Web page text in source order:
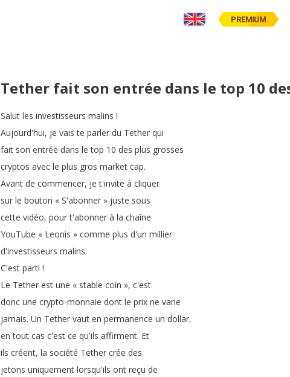
PREMIUM
Tether fait son entrée dans le top 10
Salut les investisseurs malins !
Aujourd'hui, je vais te parler du Tether qui
fait son entrée dans le top 10 des plus grosses
cryptos avec le plus gros market cap.
Avant de commencer, je t'invite à cliquer
sur le bouton « S'abonner » juste sous
cette vidéo, pour t'abonner à la chaîne
YouTube « Leonis » comme plus d'un millier
d'investisseurs malins.
C'est parti !
Le Tether est une « stable coin », c'est
donc une crypto-monnaie dont le prix ne varie
jamais. Un Tether vaut en permanence un dollar,
en tout cas c'est ce qu'ils affirment. Et
ils créent, la société Tether crée des
jetons uniquement lorsqu'ils ont reçu de